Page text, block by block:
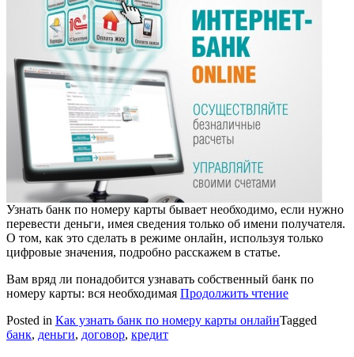
Узнать банк по номеру карты бывает необходимо, если нужно
перевести деньги, имея сведения только об имени получателя.
О том, как это сделать в режиме онлайн, используя только
цифровые значения, подробно расскажем в статье.
Вам вряд ли понадобится узнавать собственный банк по
номеру карты: вся необходимая Продолжить чтение
Posted in Как узнать банк по номеру карты онлайнTagged
банк, деньги, договор, кредит